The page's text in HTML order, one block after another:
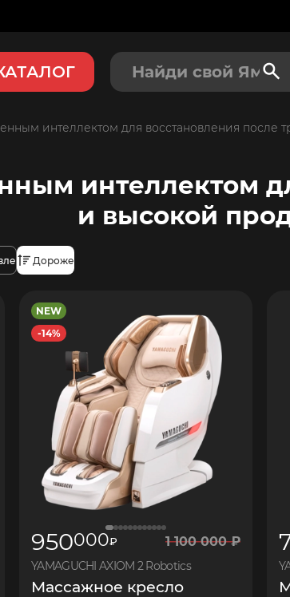
интеллектом для восстановления после
интеллектом
и высокой
Дороже
NEW
-14%
950000₽ 1 100 000₽
YAMAGUCHI AXIOM 2 Robotics
Массажное кресло